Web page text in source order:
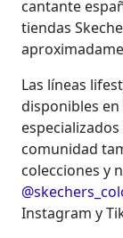
cantante
tiendas
Las líneas
disponibles
comunidad
colecciones y
Instagram y